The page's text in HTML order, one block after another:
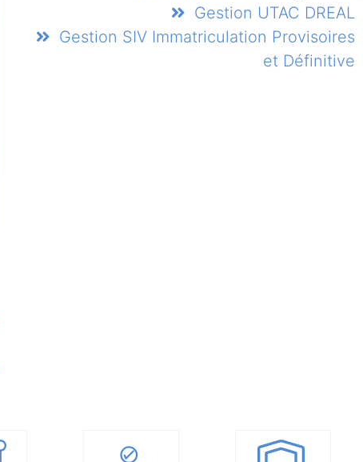
Gestion UTAC DREAL
Gestion SIV Immatriculation Provisoires
et Définitive